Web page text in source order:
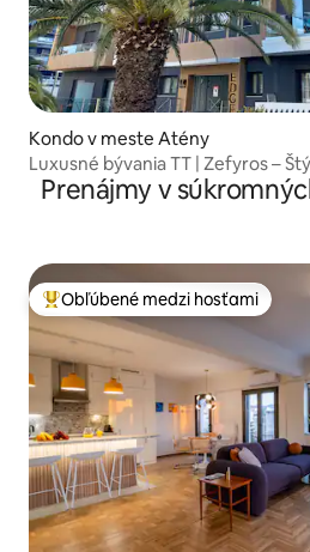
Kondo v meste Atény
Luxusné bývania TT | Zefyros –
posilňovňa
Prenájmy v
Najobľúbenejšie medzi hosťami
Obľúbené medzi hosťami